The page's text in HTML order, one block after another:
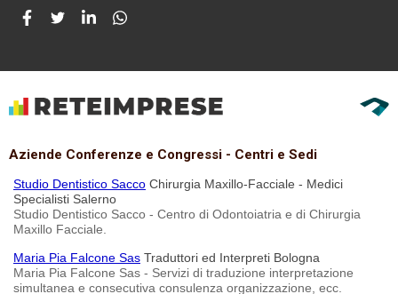
Aziende Conferenze e Congressi - Centri e Sedi
Studio Dentistico Sacco Chirurgia Maxillo-Facciale - Medici
Specialisti Salerno
Studio Dentistico Sacco - Centro di Odontoiatria e di Chirurgia
Maxillo Facciale.
Maria Pia Falcone Sas Traduttori ed Interpreti Bologna
Maria Pia Falcone Sas - Servizi di traduzione interpretazione
simultanea e consecutiva consulenza organizzazione, ecc.